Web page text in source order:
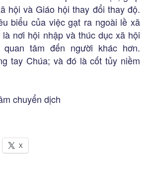
hội và Giáo hội thay đổi thay độ.
biểu của việc gạt ra ngoài lề xã
nơi hội nhập và thúc dục xã hội
tâm đến người khác hơn.
tay Chúa; và đó là cốt tủy niềm
chuyển dịch
X